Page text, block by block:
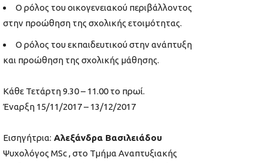
Ο ρόλος του οικογενειακού περιβάλλοντος
στην προώθηση της σχολικής ετοιμότητας.
Ο ρόλος του εκπαιδευτικού στην ανάπτυξη
και προώθηση της σχολικής μάθησης.
Κάθε Τετάρτη 9.30 – 11.00 το πρωί.
Έναρξη 15/11/2017 – 13/12/2017
Εισηγήτρια: Αλεξάνδρα Βασιλειάδου
Ψυχολόγος MSc , στο Τμήμα Αναπτυξιακής